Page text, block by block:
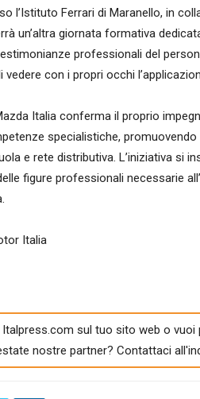
l’Istituto Ferrari di Maranello, in
un’altra giornata formativa
professionali del
vedere con i propri occhi
Italia conferma il proprio
specialistiche,
e rete distributiva. L’iniziativa si
figure professionali necessarie
Italia
sul tuo sito web o
nostre partner? Contattaci